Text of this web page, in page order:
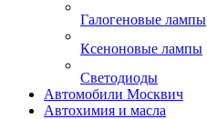
Галогеновые лампы
Ксеноновые лампы
Светодиоды
Автомобили Москвич
Автохимия и масла